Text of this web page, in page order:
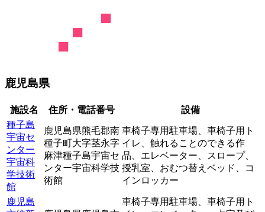
鹿児島県
施設名 住所・電話番号
設備
種子島
宇宙セ
ンター
宇宙科
学技術
館
鹿児島県熊毛郡南
種子町大字茎永字
麻津種子島宇宙セ
ンター宇宙科学技
術館
車椅子専用駐車場、 車椅子用ト
イレ、 触れることのできる作
品、 エレベーター、
スロープ、
授乳室、 おむつ替えベッド、
コ
インロッカー
鹿児島
車椅子専用駐車場、 車椅子用ト